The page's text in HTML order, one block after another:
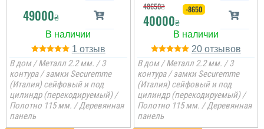
49000₴
1
В дом / Металл 2.2 мм. / 3
контура / замки Securemme
(Италия) сейфовый и под
цилиндр (перекодируемый) /
Полотно 115 мм. / Деревянная
панель
48650₴
40000₴
-8650
20
В дом / Металл 2.2 мм. / 3
контура / замки Securemme
(Италия) сейфовый и под
цилиндр (перекодируемый) /
Полотно 115 мм. / Деревянная
панель